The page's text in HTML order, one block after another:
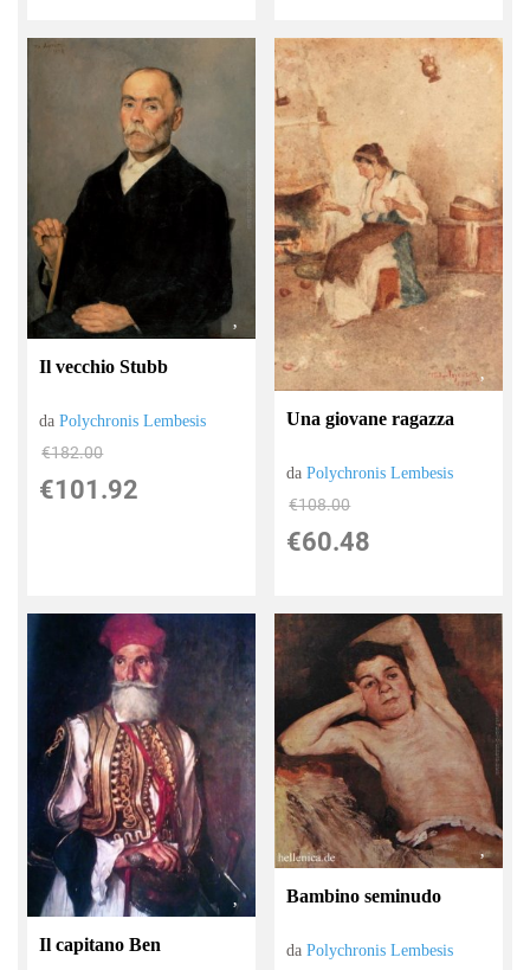
Il vecchio Stubb
daPolychronis Lembesis
€182.00
€101.92
Una giovane ragazza
daPolychronis Lembesis
€108.00
€60.48
Il capitano Ben
Bambino seminudo
daPolychronis Lembesis